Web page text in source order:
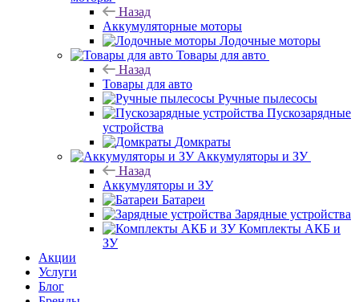
Назад
Аккумуляторные моторы
Лодочные моторы
Товары для авто
Назад
Товары для авто
Ручные пылесосы
Пускозарядные
устройства
Домкраты
Аккумуляторы и ЗУ
Назад
Аккумуляторы и ЗУ
Батареи
Зарядные устройства
Комплекты АКБ и
ЗУ
Акции
Услуги
Блог